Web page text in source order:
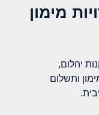
מימון
יהלום,
ותשלום